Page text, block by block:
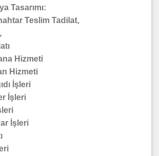
Tasarımı:
Teslim Tadilat,
Hizmeti
Hizmeti
İşleri
İşleri
İşleri